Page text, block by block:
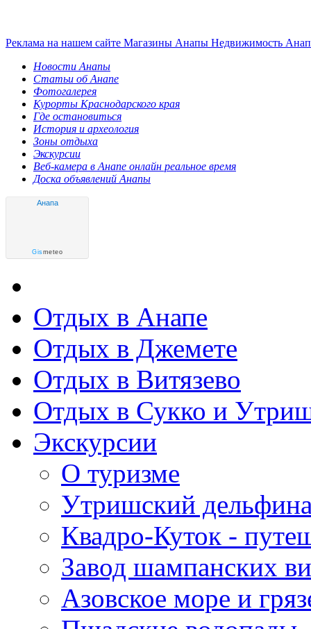
Реклама на нашем сайте Магазины Анапы Недвижимость
Новости Анапы
Статьи об Анапе
Фотогалерея
Курорты Краснодарского края
Где остановиться
История и археология
Зоны отдыха
Экскурсии
Веб-камера в Анапе онлайн реальное время
Доска объявлений Анапы
Анапа
Gismeteo
Отдых в Анапе
Отдых в Джемете
Отдых в Витязево
Отдых в Сукко и
Экскурсии
О туризме
Утришский
Квадро-Куток -
Завод шампанских
Азовское море и